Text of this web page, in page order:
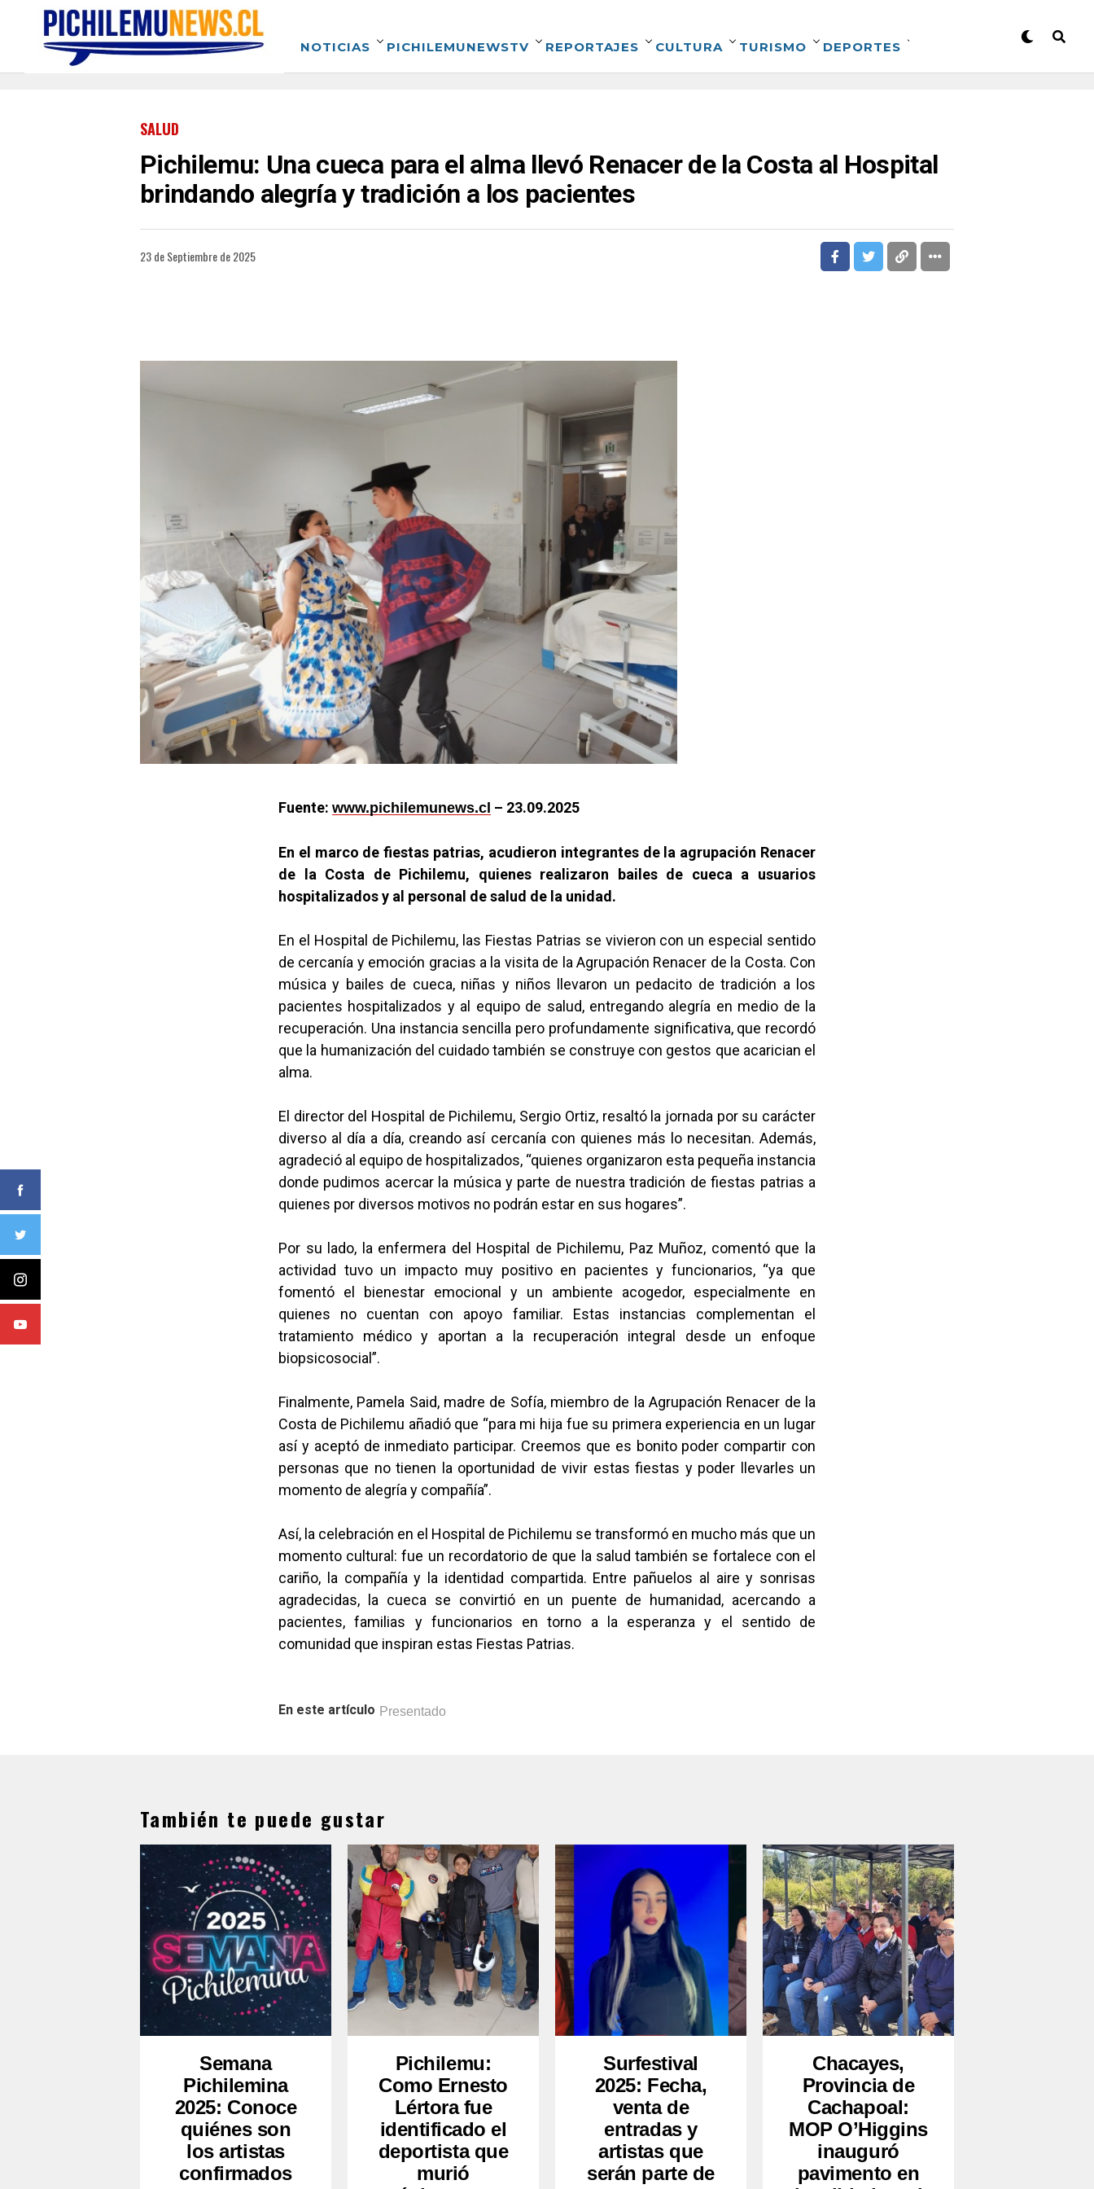
NOTICIAS PICHILEMUNEWSTV REPORTAJES CULTURA TURISMO DEPORTES
SALUD
Pichilemu: Una cueca para el alma llevó Renacer de la Costa al Hospital
brindando alegría y tradición a los pacientes
23 de Septiembre de 2025
Fuente: www.pichilemunews.cl – 23.09.2025
En el marco de fiestas patrias, acudieron integrantes de la agrupación Renacer
de la Costa de Pichilemu, quienes realizaron bailes de cueca a usuarios
hospitalizados y al personal de salud de la unidad.
En el Hospital de Pichilemu, las Fiestas Patrias se vivieron con un especial sentido
de cercanía y emoción gracias a la visita de la Agrupación Renacer de la Costa. Con
música y bailes de cueca, niñas y niños llevaron un pedacito de tradición a los
pacientes hospitalizados y al equipo de salud, entregando alegría en medio de la
recuperación. Una instancia sencilla pero profundamente significativa, que recordó
que la humanización del cuidado también se construye con gestos que acarician el
alma.
El director del Hospital de Pichilemu, Sergio Ortiz, resaltó la jornada por su carácter
diverso al día a día, creando así cercanía con quienes más lo necesitan. Además,
agradeció al equipo de hospitalizados, “quienes organizaron esta pequeña instancia
donde pudimos acercar la música y parte de nuestra tradición de fiestas patrias a
quienes por diversos motivos no podrán estar en sus hogares”.
Por su lado, la enfermera del Hospital de Pichilemu, Paz Muñoz, comentó que la
actividad tuvo un impacto muy positivo en pacientes y funcionarios, “ya que
fomentó el bienestar emocional y un ambiente acogedor, especialmente en
quienes no cuentan con apoyo familiar. Estas instancias complementan el
tratamiento médico y aportan a la recuperación integral desde un enfoque
biopsicosocial”.
Finalmente, Pamela Said, madre de Sofía, miembro de la Agrupación Renacer de la
Costa de Pichilemu añadió que “para mi hija fue su primera experiencia en un lugar
así y aceptó de inmediato participar. Creemos que es bonito poder compartir con
personas que no tienen la oportunidad de vivir estas fiestas y poder llevarles un
momento de alegría y compañía”.
Así, la celebración en el Hospital de Pichilemu se transformó en mucho más que un
momento cultural: fue un recordatorio de que la salud también se fortalece con el
cariño, la compañía y la identidad compartida. Entre pañuelos al aire y sonrisas
agradecidas, la cueca se convirtió en un puente de humanidad, acercando a
pacientes, familias y funcionarios en torno a la esperanza y el sentido de
comunidad que inspiran estas Fiestas Patrias.
En este artículo Presentado
También te puede gustar
Semana
Pichilemina
2025: Conoce
quiénes son
los artistas
confirmados
Pichilemu:
Como Ernesto
Lértora fue
identificado el
deportista que
murió
Surfestival
2025: Fecha,
venta de
entradas y
artistas que
serán parte de
Chacayes,
Provincia de
Cachapoal:
MOP O’Higgins
inauguró
pavimento en